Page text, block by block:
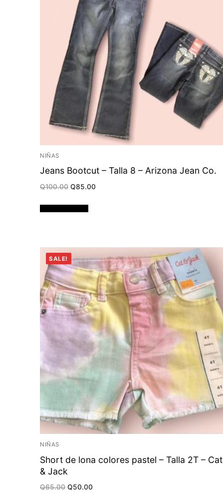
NIÑAS
Jeans Bootcut – Talla 8 – Arizona Jean Co.
Q100.00 Original
price
Q100.00.
Q85.00
SALE!
NIÑAS
Short de lona colores pastel – Talla 2T – Cat
& Jack
Q65.00 Original
Q50.00